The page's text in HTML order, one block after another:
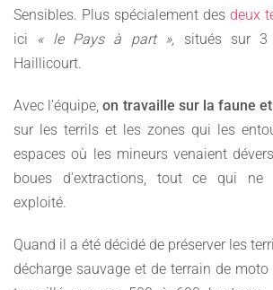
Sensibles. Plus spécialement des deux
ici « le Pays à part », situés sur 3
Haillicourt.
Avec l’équipe,on travaille sur la faune
sur les terrils et les zones qui les
espaces où les mineurs venaient
boues d’extractions, tout ce qui
exploité.
Quand il a été décidé de préserver les
décharge sauvage et de terrain de